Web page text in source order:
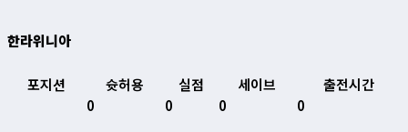
한라위니아
포지션 슛허용 실점 세이브
출전시간
0
0 0 0